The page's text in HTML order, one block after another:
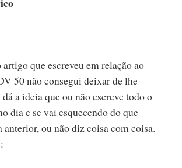
que escreveu em relação ao
50 não consegui deixar de lhe
a ideia que ou não escreve todo o
dia e se vai esquecendo do que
anterior, ou não diz coisa com coisa.